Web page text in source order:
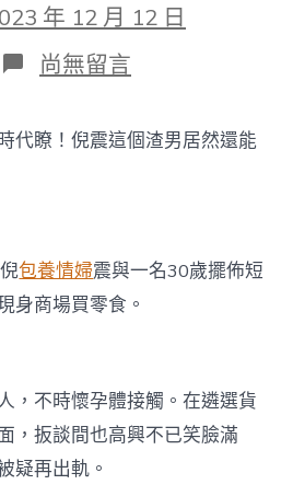
年 12 月 12 日
在
〈妻
是
仙
軌，
包
養
暈！
周
慧
敏
老
尚無留言
代瞭！倪震這個渣男居然還能
包養情婦震與一名30歲擺佈短
身商場買零食。
，不時懷孕體接觸。在遴選貨
，扳談間也高興不已笑臉滿
疑再出軌。